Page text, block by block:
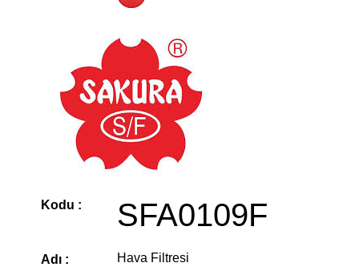
Kodu : SFA0109F
Adı :
Hava Filtresi